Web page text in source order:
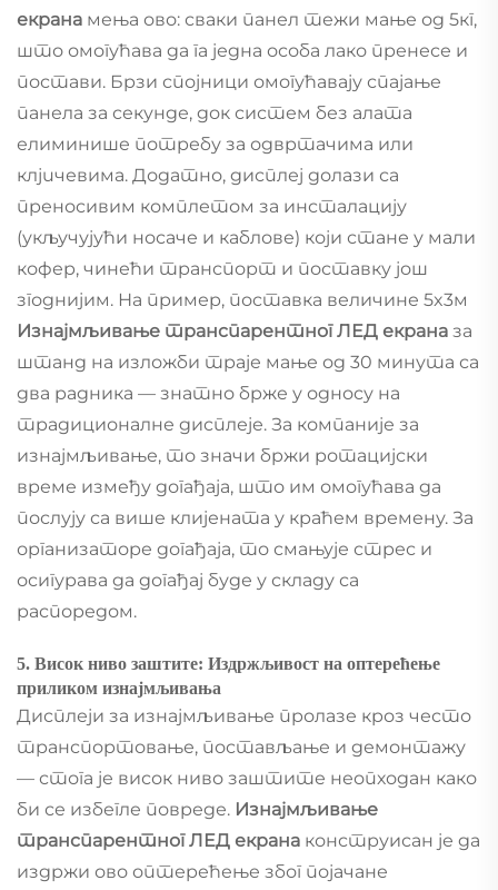
екрана мења ово: сваки панел тежи мање од 5кг,
што омогућава да га једна особа лако пренесе и
постави. Брзи спојници омогућавају спајање
панела за секунде, док систем без алата
елиминише потребу за одвртачима или
клjuчевима. Додатно, дисплеј долази са
преносивим комплетом за инсталацију
(укључујући носаче и каблове) који стане у мали
кофер, чинећи транспорт и поставку још
згоднијим. На пример, поставка величине 5x3м
Изнајмљивање транспарентног ЛЕД екрана за
штанд на изложби траје мање од 30 минута са
два радника — знатно брже у односу на
традиционалне дисплеје. За компаније за
изнајмљивање, то значи бржи ротацијски
време између догађаја, што им омогућава да
послују са више клијената у краћем времену. За
организаторе догађаја, то смањује стрес и
осигурава да догађај буде у складу са
распоредом.
5. Висок ниво заштите: Издржљивост на оптерећење
приликом изнајмљивања
Дисплеји за изнајмљивање пролазе кроз често
транспортовање, постављање и демонтажу
— стога је висок ниво заштите неопходан како
би се избегле повреде. Изнајмљивање
транспарентног ЛЕД екрана конструисан је да
издржи ово оптерећење због појачане